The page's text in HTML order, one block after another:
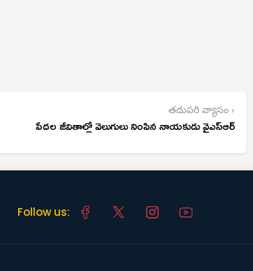
తదుపరి వ్యాసం ›
పేదల జీవితాల్లో వెలుగులు నింపిన నాయకుడు వైఎస్‌ఆర్
Follow us: